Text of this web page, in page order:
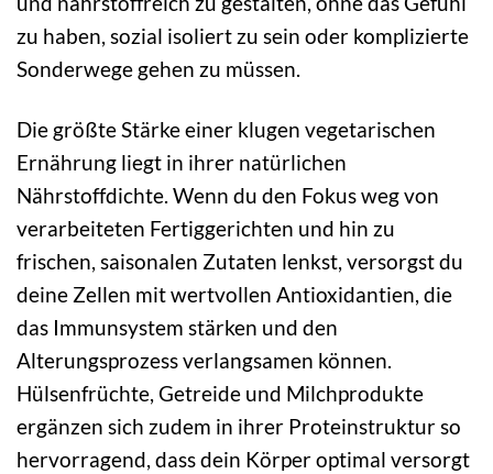
zu haben, sozial isoliert zu sein oder komplizierte
Sonderwege gehen zu müssen.
Die größte Stärke einer klugen vegetarischen
Ernährung liegt in ihrer natürlichen
Nährstoffdichte. Wenn du den Fokus weg von
verarbeiteten Fertiggerichten und hin zu
frischen, saisonalen Zutaten lenkst, versorgst du
deine Zellen mit wertvollen Antioxidantien, die
das Immunsystem stärken und den
Alterungsprozess verlangsamen können.
Hülsenfrüchte, Getreide und Milchprodukte
ergänzen sich zudem in ihrer Proteinstruktur so
hervorragend, dass dein Körper optimal versorgt